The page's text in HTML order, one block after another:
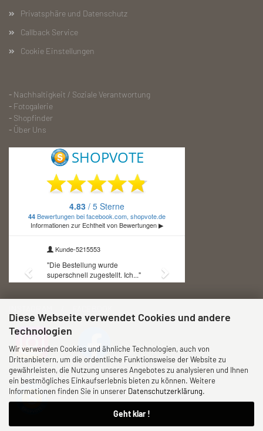
Diese Webseite verwendet Cookies und andere
Technologien
Wir verwenden Cookies und ähnliche Technologien, auch von
Drittanbietern, um die ordentliche Funktionsweise der Website zu
gewährleisten, die Nutzung unseres Angebotes zu analysieren und Ihnen
ein bestmögliches Einkaufserlebnis bieten zu können. Weitere
Informationen finden Sie in unserer Datenschutzerklärung.
Geht klar !
Privatsphäre und Datenschutz
Callback Service
Cookie Einstellungen
- Nachhaltigkeit / Soziale Verantwortung
- Fotogalerie
- Shopfinder
- Über Uns
SHOPVOTE